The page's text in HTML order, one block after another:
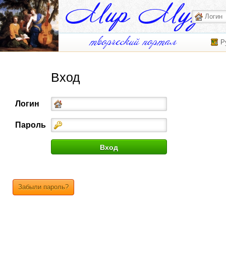
Вход
Логин
Пароль
Забыли пароль?